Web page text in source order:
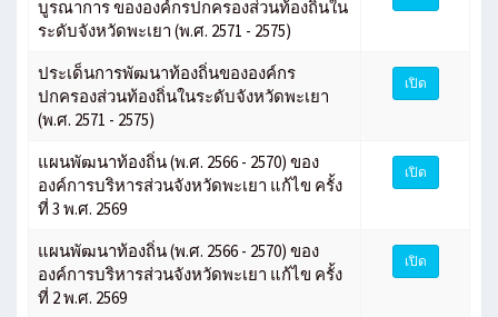
บูรณาการ ขององค์กรปกครองส่วนท้องถิ่นใน
ระดับจังหวัดพะเยา (พ.ศ. 2571 - 2575)
ประเด็นการพัฒนาท้องถิ่นขององค์กร
ปกครองส่วนท้องถิ่นในระดับจังหวัดพะเยา
(พ.ศ. 2571 - 2575)
เปิด
แผนพัฒนาท้องถิ่น (พ.ศ. 2566 - 2570) ของ
องค์การบริหารส่วนจังหวัดพะเยา แก้ไข ครั้ง
ที่ 3 พ.ศ. 2569
เปิด
แผนพัฒนาท้องถิ่น (พ.ศ. 2566 - 2570) ของ
องค์การบริหารส่วนจังหวัดพะเยา แก้ไข ครั้ง
ที่ 2 พ.ศ. 2569
เปิด